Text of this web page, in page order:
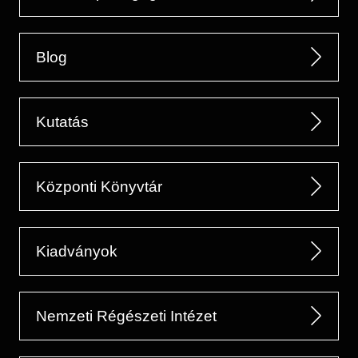
Blog
Kutatás
Központi Könyvtár
Kiadványok
Nemzeti Régészeti Intézet